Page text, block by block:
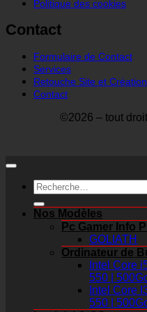
Politique des cookies
Contact
Formulaire de Contact
Services
Retouche Site et
Contact
©2026 – tout
Recherche
pour :
Nos Modèles
Pc Gamer Info
GOLIATH
Ordinateur de
Intel Core
550 |
Intel Core
550 |